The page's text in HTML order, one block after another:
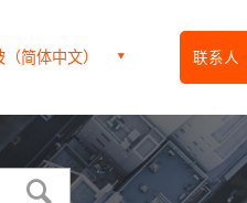
简体中文） 联系人